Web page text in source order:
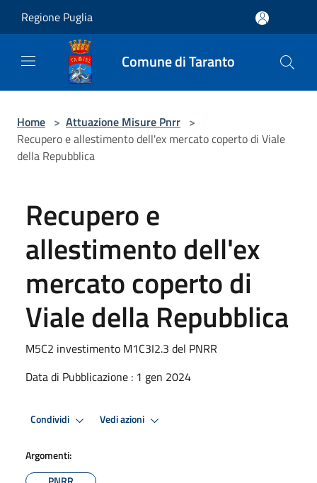
Regione Puglia
Comune di Taranto
Home > Attuazione Misure Pnrr >
Recupero e allestimento dell'ex mercato coperto di Viale
della Repubblica
Recupero e
allestimento dell'ex
mercato coperto di
Viale della Repubblica
M5C2 investimento M1C3I2.3 del PNRR
Data di Pubblicazione : 1 gen 2024
Condividi Vedi azioni
Argomenti: